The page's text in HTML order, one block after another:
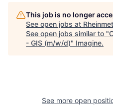
This job is no longer
See open jobs at
See open jobs similar to "
- GIS (m/w/d)" Imagine.
See more open